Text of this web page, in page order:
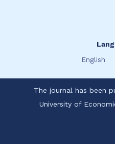
English
The journal has been
University of